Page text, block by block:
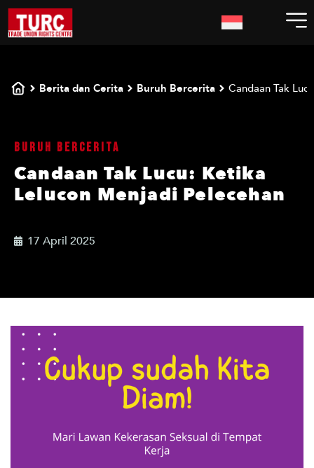
Berita dan Cerita Buruh Bercerita Candaan Tak
Buruh Bercerita
Candaan Tak Lucu: Ketika
Lelucon Menjadi Pelecehan
17 April 2025